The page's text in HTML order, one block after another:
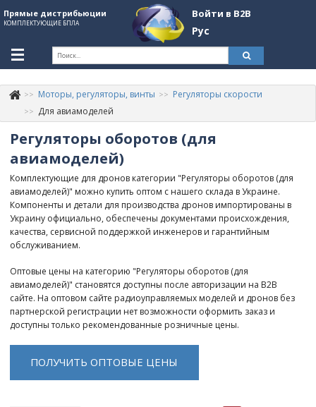
Прямые дистрибьюции
КОМПЛЕКТУЮЩИЕ БПЛА
Войти в B2B
Рус
+380507774092
Информация о компании
About Company
Обзоры
Категории
Бренды
Войти в B2B
Стать партнером
Моторы, регуляторы, винты
Регуляторы скорости
Для авиамоделей
Регуляторы оборотов (для
авиамоделей)
Комплектующие для дронов категории "Регуляторы оборотов (для
авиамоделей)" можно купить оптом с нашего склада в Украине.
Компоненты и детали для производства дронов импортированы в
Украину официально, обеспечены документами происхождения,
качества, сервисной поддержкой инженеров и гарантийным
обслуживанием.
Оптовые цены на категорию "Регуляторы оборотов (для
авиамоделей)" становятся доступны после авторизации на B2B
сайте. На оптовом сайте радиоуправляемых моделей и дронов без
партнерской регистрации нет возможности оформить заказ и
доступны только рекомендованные розничные цены.
ПОЛУЧИТЬ ОПТОВЫЕ ЦЕНЫ